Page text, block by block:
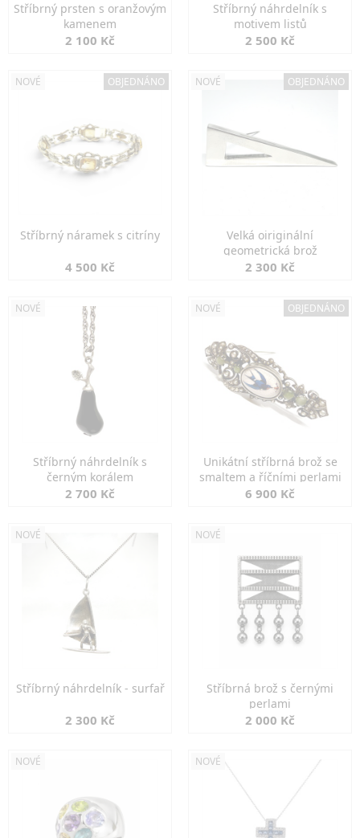
Stříbrný prsten s oranžovým
kamenem
2 100 Kč
Stříbrný náhrdelník s
motivem listů
2 500 Kč
NOVÉ OBJEDNÁNO
Stříbrný náramek s citríny
4 500 Kč
NOVÉ OBJEDNÁNO
Velká oiriginální
geometrická brož
2 300 Kč
NOVÉ
Stříbrný náhrdelník s
černým korálem
2 700 Kč
NOVÉ OBJEDNÁNO
Unikátní stříbrná brož se
smaltem a říčními perlami
6 900 Kč
NOVÉ
Stříbrný náhrdelník - surfař
2 300 Kč
NOVÉ
Stříbrná brož s černými
perlami
2 000 Kč
NOVÉ NOVÉ